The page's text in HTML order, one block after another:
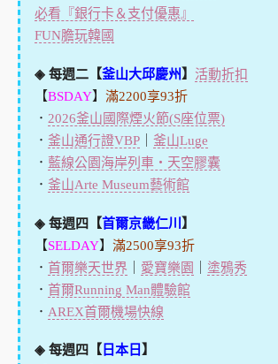
必看『銀行卡＆支付優惠』
FUN膽玩韓國
◈ 每週二【釜山大邱慶州 】 活動折扣
【BSDAY】 滿2200享93折
． 2026釜山國際煙火節(S座位票)
． 釜山通行證VBP｜ 釜山Luge
． 藍線公園海岸列車・天空膠囊
． 釜山Arte Museum藝術館
◈ 每週四【首爾京畿仁川
】
【SELDAY】 滿2500享93折
． 首爾樂天世界 愛寶樂園
塗鴉秀
． 首爾Running Man體驗館
． AREX首爾機場快線
◈ 每週四【日本日 】